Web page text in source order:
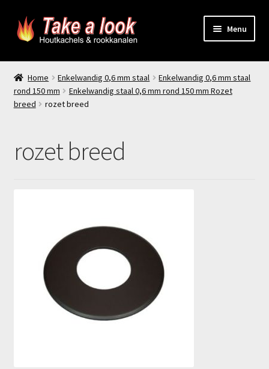
Ga
door
Ga
naar
Menu
Home
Prijsindicatie rookkanaal
Contact
Home Enkelwandig 0,6 mm staal
Enkelwandig 0,6 mm staal
rond 150 mm
Enkelwandig staal 0,6 mm rond 150 mm Rozet
breed
rozet breed
rozet breed